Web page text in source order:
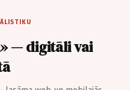
— digitāli vai